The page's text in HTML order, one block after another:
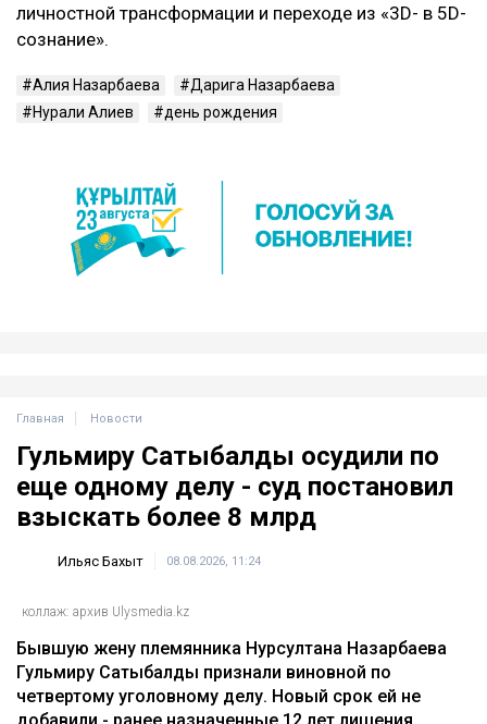
личностной трансформации и переходе из «3D- в 5D-
сознание».
Алия Назарбаева
Дарига Назарбаева
Нурали Алиев
день рождения